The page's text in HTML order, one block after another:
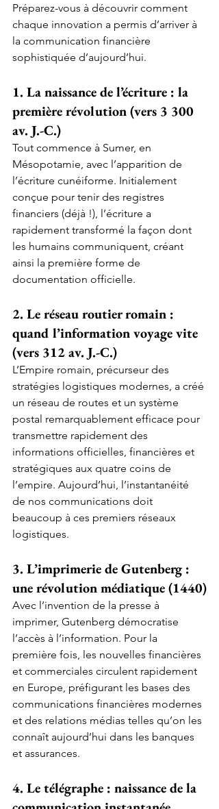
Préparez-vous à découvrir comment
chaque innovation a permis d’arriver à
la communication financière
sophistiquée d’aujourd’hui.
1. La naissance de l’écriture : la
première révolution (vers 3 300
av. J.-C.)
Tout commence à Sumer, en
Mésopotamie, avec l’apparition de
l’écriture cunéiforme. Initialement
conçue pour tenir des registres
financiers (déjà !), l’écriture a
rapidement transformé la façon dont
les humains communiquent, créant
ainsi la première forme de
documentation officielle.
2. Le réseau routier romain :
quand l’information voyage vite
(vers 312 av. J.-C.)
L’Empire romain, précurseur des
stratégies logistiques modernes, a créé
un réseau de routes et un système
postal remarquablement efficace pour
transmettre rapidement des
informations officielles, financières et
stratégiques aux quatre coins de
l’empire. Aujourd’hui, l’instantanéité
de nos communications doit
beaucoup à ces premiers réseaux
logistiques.
3. L’imprimerie de Gutenberg :
une révolution médiatique (1440)
Avec l’invention de la presse à
imprimer, Gutenberg démocratise
l’accès à l’information. Pour la
première fois, les nouvelles financières
et commerciales circulent rapidement
en Europe, préfigurant les bases des
communications financières modernes
et des relations médias telles qu’on les
connaît aujourd’hui dans les banques
et assurances.
4. Le télégraphe : naissance de la